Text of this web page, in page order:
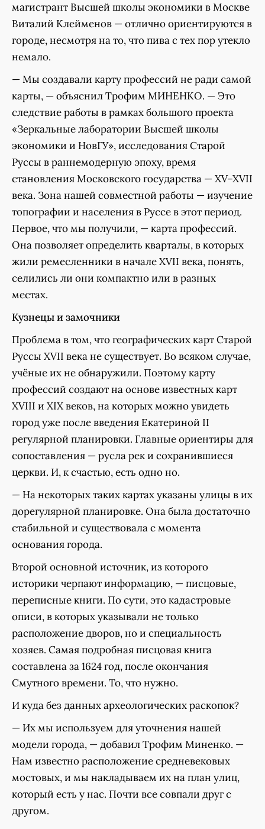
магистрант Высшей школы экономики в Москве
Виталий Клейменов — отлично ориентируются в
городе, несмотря на то, что пива с тех пор утекло
немало.
— Мы создавали карту профессий не ради самой
карты, — объяснил Трофим МИНЕНКО. — Это
следствие работы в рамках большого проекта
«Зеркальные лаборатории Высшей школы
экономики и НовГУ», исследования Старой
Руссы в раннемодерную эпоху, время
становления Московского государства — XV–XVII
века. Зона нашей совместной работы — изучение
топографии и населения в Руссе в этот период.
Первое, что мы получили, — карта профессий.
Она позволяет определить кварталы, в которых
жили ремесленники в начале XVII века, понять,
селились ли они компактно или в разных
местах.
Кузнецы и замочники
Проблема в том, что географических карт Старой
Руссы XVII века не существует. Во всяком случае,
учёные их не обнаружили. Поэтому карту
профессий создают на основе известных карт
XVIII и XIX веков, на которых можно увидеть
город уже после введения Екатериной II
регулярной планировки. Главные ориентиры для
сопоставления — русла рек и сохранившиеся
церкви. И, к счастью, есть одно но.
— На некоторых таких картах указаны улицы в их
дорегулярной планировке. Она была достаточно
стабильной и существовала с момента
основания города.
Второй основной источник, из которого
историки черпают информацию, — писцовые,
переписные книги. По сути, это кадастровые
описи, в которых указывали не только
расположение дворов, но и специальность
хозяев. Самая подробная писцовая книга
составлена за 1624 год, после окончания
Смутного времени. То, что нужно.
И куда без данных археологических раскопок?
— Их мы используем для уточнения нашей
модели города, — добавил Трофим Миненко. —
Нам известно расположение средневековых
мостовых, и мы накладываем их на план улиц,
который есть у нас. Почти все совпали друг с
другом.